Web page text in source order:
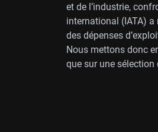
et de l’industrie,
international (IATA)
des dépenses
Nous mettons donc
que sur une